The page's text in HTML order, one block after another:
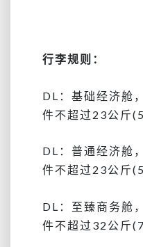
行李规则：
DL：基础经济舱
件不超过23公斤
DL：普通经济舱
件不超过23公斤
DL：至臻商务舱
件不超过32公斤